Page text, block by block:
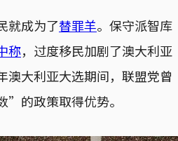
就成为了替罪羊。保守派智库
称，过度移民加剧了澳大利亚
澳大利亚大选期间，联盟党曾
的政策取得优势。